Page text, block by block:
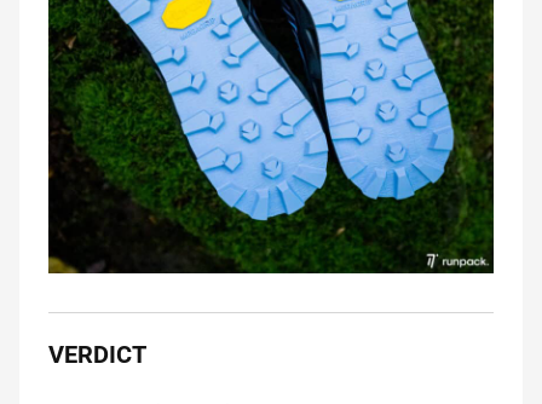
VERDICT